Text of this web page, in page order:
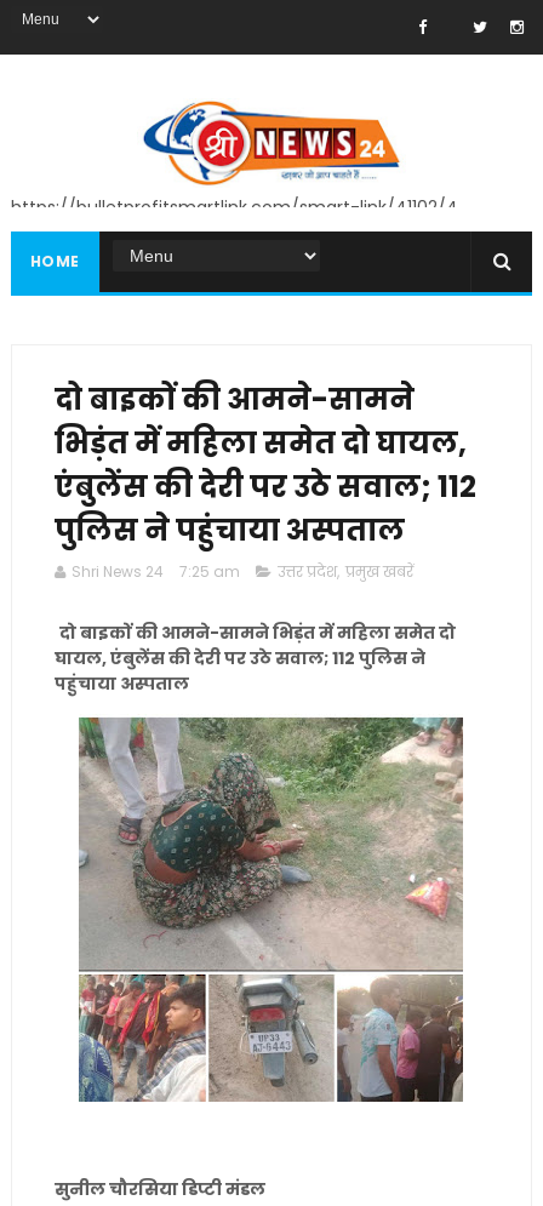
https://bulletprofitsmartlink.com/smart-link/41102/4
HOME
दो बाइकों की आमने-सामने
भिड़ंत में महिला समेत दो घायल,
एंबुलेंस की देरी पर उठे सवाल; 112
पुलिस ने पहुंचाया अस्पताल
Shri News 24 7:25 am उत्तर प्रदेश, प्रमुख खबरें
दो बाइकों की आमने-सामने भिड़ंत में महिला समेत दो
घायल, एंबुलेंस की देरी पर उठे सवाल; 112 पुलिस ने
पहुंचाया अस्पताल
सुनील चौरसिया डिप्टी मंडल